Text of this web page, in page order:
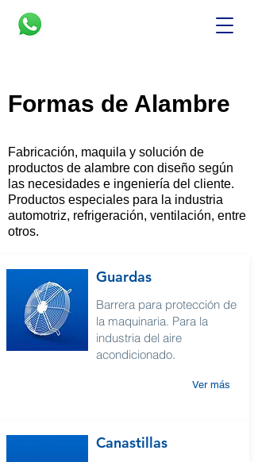
Formas de Alambre
Fabricación, maquila y solución de
productos de alambre con diseño según
las necesidades e ingeniería del cliente.
Productos especiales para la industria
automotriz, refrigeración, ventilación, entre
otros.
Guardas
Barrera para protección de
la maquinaria. Para la
industria del aire
acondicionado.
Ver más
Canastillas